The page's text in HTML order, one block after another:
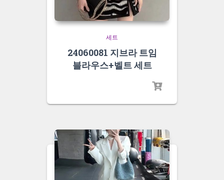
세트
24060081 지브라 트임
블라우스+벨트 세트